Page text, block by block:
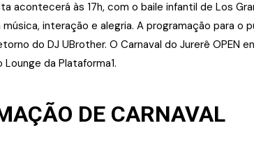
acontecerá às 17h, com o baile infantil de Los
interação e alegria. A programação para o
do DJ UBrother. O Carnaval do Jurerê OPEN
Lounge da Plataforma1.
DE CARNAVAL